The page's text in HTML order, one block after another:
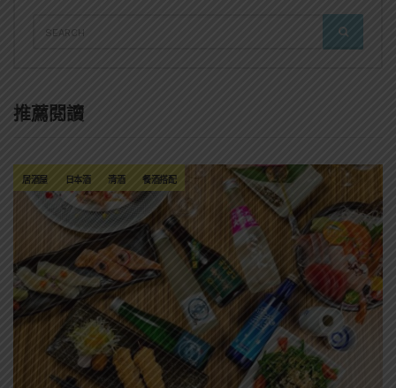
FOR:
SEARCH
推薦閱讀
居酒屋 日本酒 清酒 餐酒搭配